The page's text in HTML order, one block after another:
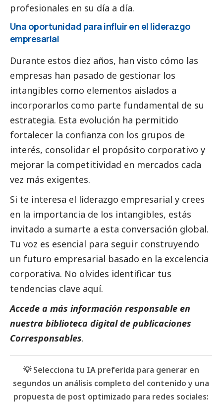
profesionales en su día a día.
Una oportunidad para influir en el liderazgo
empresarial
Durante estos diez años, han visto cómo las
empresas han pasado de gestionar los
intangibles como elementos aislados a
incorporarlos como parte fundamental de su
estrategia. Esta evolución ha permitido
fortalecer la confianza con los grupos de
interés, consolidar el propósito corporativo y
mejorar la competitividad en mercados cada
vez más exigentes.
Si te interesa el liderazgo empresarial y crees
en la importancia de los intangibles, estás
invitado a sumarte a esta conversación global.
Tu voz es esencial para seguir construyendo
un futuro empresarial basado en la excelencia
corporativa. No olvides identificar tus
tendencias clave aquí.
Accede a más información responsable en
nuestra biblioteca digital de publicaciones
Corresponsables.
💡 Selecciona tu IA preferida para generar en
segundos un análisis completo del contenido y una
propuesta de post optimizado para redes sociales: